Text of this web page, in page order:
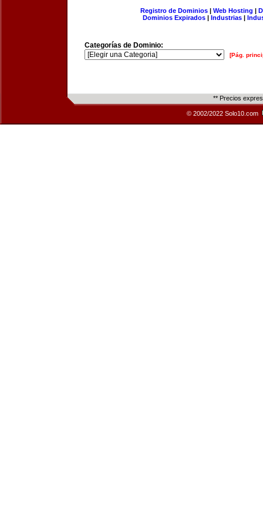
Registro de Dominios| Web Hosting |
Dominios Expirados | Industrias |
Categorías de Dominio:
[Pág.
** Precios
© 2002/2022 Solo10.com